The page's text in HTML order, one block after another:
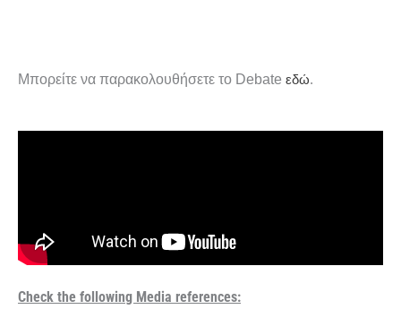
Μπορείτε να παρακολουθήσετε το Debate εδώ.
Check the following Media references: